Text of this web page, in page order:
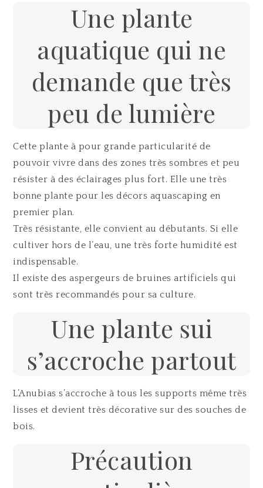
Une plante
aquatique qui ne
demande que très
peu de lumière
Cette plante à pour grande particularité de
pouvoir vivre dans des zones très sombres et peu
résister à des éclairages plus fort. Elle une très
bonne plante pour les décors aquascaping en
premier plan.
Très résistante, elle convient au débutants. Si elle
cultiver hors de l’eau, une très forte humidité est
indispensable.
Il existe des aspergeurs de bruines artificiels qui
sont très recommandés pour sa culture.
Une plante sui
s’accroche partout
L’Anubias s’accroche à tous les supports même très
lisses et devient très décorative sur des souches de
bois.
Précaution